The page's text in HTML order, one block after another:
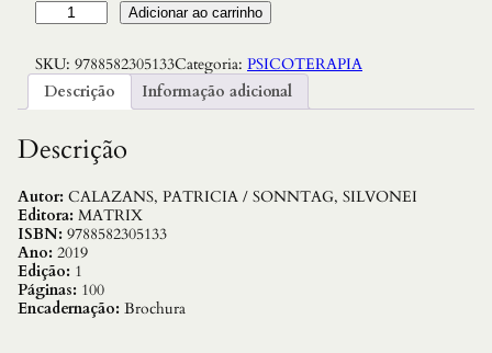
E
N
A
G
R
M
A
1
0
0
C
A
R
T
Adicionar ao carrinho
SKU: 9788582305133Categoria: PSICOTERAPIA
Descrição
Informação adicional
Descrição
Autor: CALAZANS, PATRICIA / SONNTAG, SILVONEI
Editora: MATRIX
ISBN: 9788582305133
Ano: 2019
Edição: 1
Páginas: 100
Encadernação: Brochura